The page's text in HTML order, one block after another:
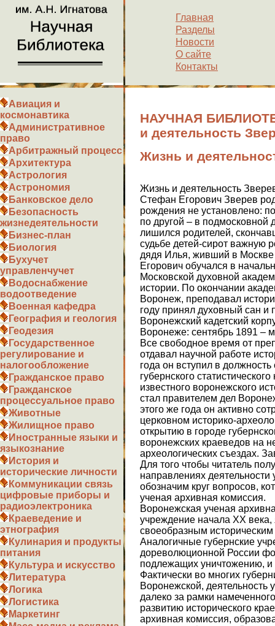
Главная
Разделы
Новости
О сайте
Контакты
Авиация и
космонавтика
Административное
право
Арбитражный процесс
Архитектура
Астрология
Астрономия
Банковское дело
Безопасность
жизнедеятельности
Бизнес-план
Биология
Бухучет
управленчучет
Водоснабжение
водоотведение
Военная кафедра
География и геология
Геодезия
Государственное
регулирование и
налогообложение
Гражданское право
Гражданское
процессуальное право
Животные
Жилищное право
Иностранные языки и
языкознание
История и
исторические личности
Коммуникации связь
цифровые приборы и
радиоэлектроника
Краеведение и
этнография
Кулинария и продукты
питания
Культура и искусство
Литература
Логика
Логистика
Маркетинг
НАУЧНАЯ
и деятельность
Жизнь и
Жизнь и деятельность
Стефан Егорович Зверев
рождения не установлено:
по другой – в подмосковной
лишился родителей,
судьбе детей-сирот важную
дядя Илья, живший в
Егорович обучался в
Московской духовной
истории. По окончании
Воронеж, преподавал
году принял духовный сан и
Воронежский кадетский
Воронеже: сентябрь 1891 –
Все свободное время от
отдавал научной работе
года он вступил в
губернского
известного воронежского
стал правителем дел
этого же года он активно
церковном историко-
открытию в городе
воронежских краеведов на
археологических съездах.
Для того чтобы читатель
направлениях деятельности
обозначим круг вопросов,
ученая архивная комиссия.
Воронежская ученая
учреждение начала ХХ
своеобразным
Аналогичные губернские
дореволюционной России
подлежащих уничтожению, и
Фактически во многих
Воронежской,
далеко за рамки
развитию исторического
архивная комиссия,